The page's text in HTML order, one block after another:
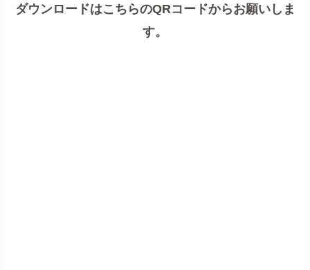
ダウンロードはこちらのQRコードからお願いしま
す。